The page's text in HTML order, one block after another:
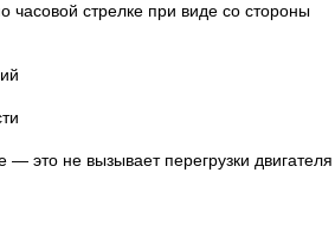
часовой стрелке при виде со стороны
это не вызывает перегрузки двигателя .